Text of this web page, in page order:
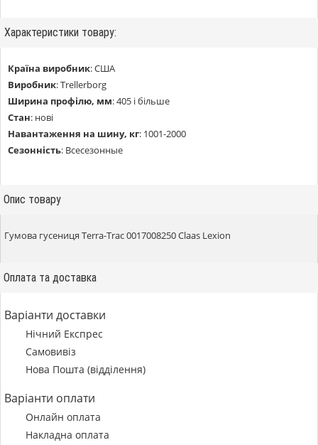
Характеристики товару:
Країна виробник:США
Виробник:Trellerborg
Ширина профілю, мм:405 і більше
Стан: нові
Навантаження на шину, кг: 1001-2000
Сезонність: Всесезонные
Опис товару
Гумова гусениця Terra-Trac 0017008250 Claas Lexion
Оплата та доставка
Варіанти доставки
Нічний Експрес
Самовивіз
Нова Пошта (відділення)
Варіанти оплати
Онлайн оплата
Накладна оплата